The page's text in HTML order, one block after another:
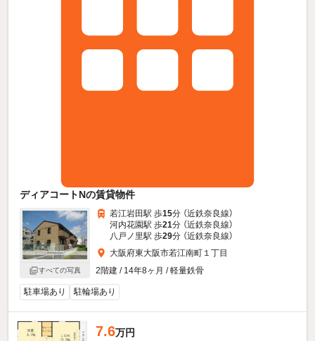
ディアコートNの賃貸物件
すべての写真
若江岩田駅 歩15分 （近鉄奈良線）
河内花園駅 歩21分 （近鉄奈良線）
八戸ノ里駅 歩29分 （近鉄奈良線）
大阪府東大阪市若江南町１丁目
2階建 / 14年8ヶ月 / 軽量鉄骨
駐車場あり 駐輪場あり
7.6万円